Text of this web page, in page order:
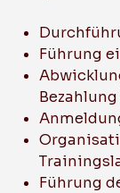
Führung
Führung